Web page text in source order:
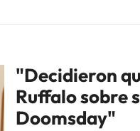
"Decidieron
Ruffalo sobre
Doomsday"